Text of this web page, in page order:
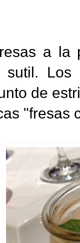
a la
sutil. Los
de
"fresas